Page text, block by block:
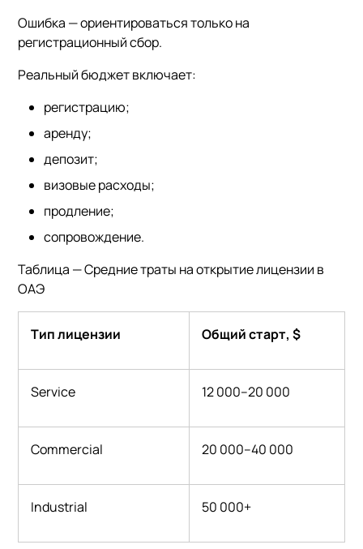
Ошибка — ориентироваться только на
регистрационный сбор.
Реальный бюджет включает:
регистрацию;
аренду;
депозит;
визовые расходы;
продление;
сопровождение.
Таблица — Средние траты на открытие лицензии в
ОАЭ
Тип лицензии Общий старт, $
Service 12 000–20 000
Commercial 20 000–40 000
Industrial 50 000+